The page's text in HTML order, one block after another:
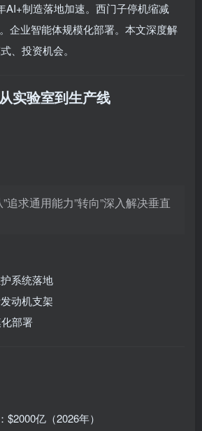
AI+制造落地加速。西门子停机缩减
企业智能体规模化部署。本文深度解
、投资机会。
实验室到生产线
追求通用能力”转向”深入解决垂直
系统落地
动机支架
部署
：$2000亿（2026年）